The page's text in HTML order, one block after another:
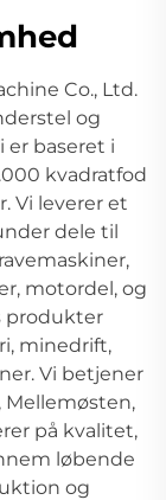
Co., Ltd.
og
er baseret i
kvadratfod
Vi leverer et
dele til
motordel, og
produkter
minedrift,
Vi betjener
Mellemøsten,
på kvalitet,
løbende
og